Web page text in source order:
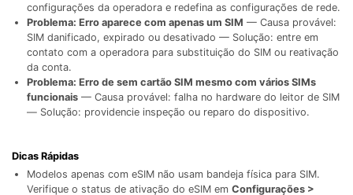
configurações da operadora e redefina as configurações de rede.
Problema: Erro aparece com apenas um SIM — Causa provável:
SIM danificado, expirado ou desativado — Solução: entre em
contato com a operadora para substituição do SIM ou reativação
da conta.
Problema: Erro de sem cartão SIM mesmo com vários SIMs
funcionais— Causa provável: falha no hardware do leitor de SIM
— Solução: providencie inspeção ou reparo do dispositivo.
Dicas Rápidas
Modelos apenas com eSIM não usam bandeja física para SIM.
Verifique o status de ativação do eSIM em Configurações >